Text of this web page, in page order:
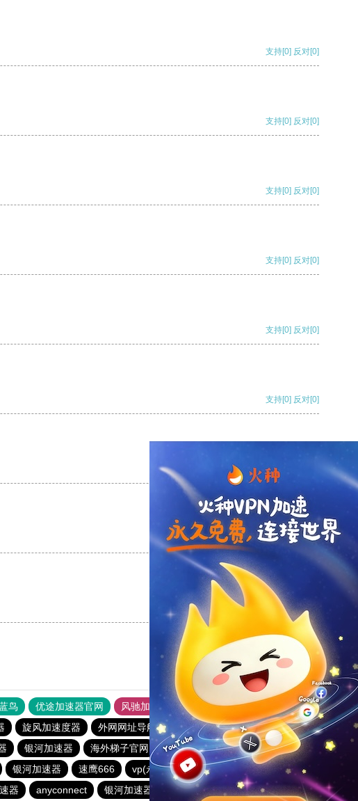
支持[0] 反对[0]
支持[0] 反对[0]
支持[0] 反对[0]
支持[0] 反对[0]
支持[0] 反对[0]
支持[0] 反对[0]
支持
支持[0] 反对[0]
支持[0] 反对[0]
鸟 优途加速器官网 风驰加速器
旋风加速器
旋风加速度器 外网网址导航 软件中心
银河加速器
银河加速器 海外梯子官网 ikuuu.me加速器官网
荔枝加速器
银河加速器 速鹰666 vp(永久免费)加速器 优云666
蜜蜂加速器
器 anyconnect 银河加速器 橘子加速器 哇哇加速器